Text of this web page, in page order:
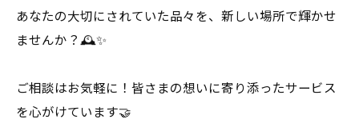
あなたの大切にされていた品々を、新しい場所で輝かせ
ませんか？🕰️✨
ご相談はお気軽に！皆さまの想いに寄り添ったサービス
を心がけています🤝